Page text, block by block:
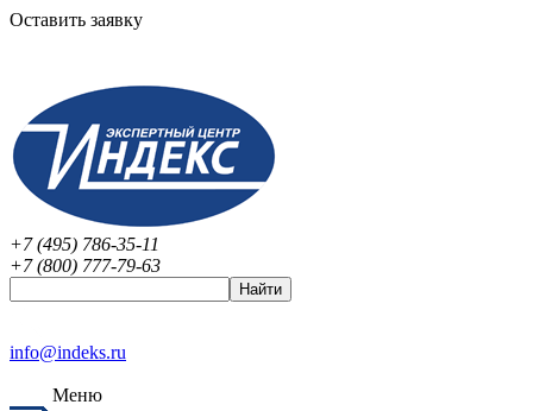
Оставить заявку
+7 (495) 786-35-11
+7 (800) 777-79-63
info@indeks.ru
Меню